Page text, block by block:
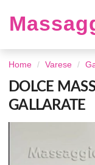
Home Varese
DOLCE
GALLARATE